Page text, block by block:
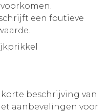
een foutieve
beschrijving van
aanbevelingen voor